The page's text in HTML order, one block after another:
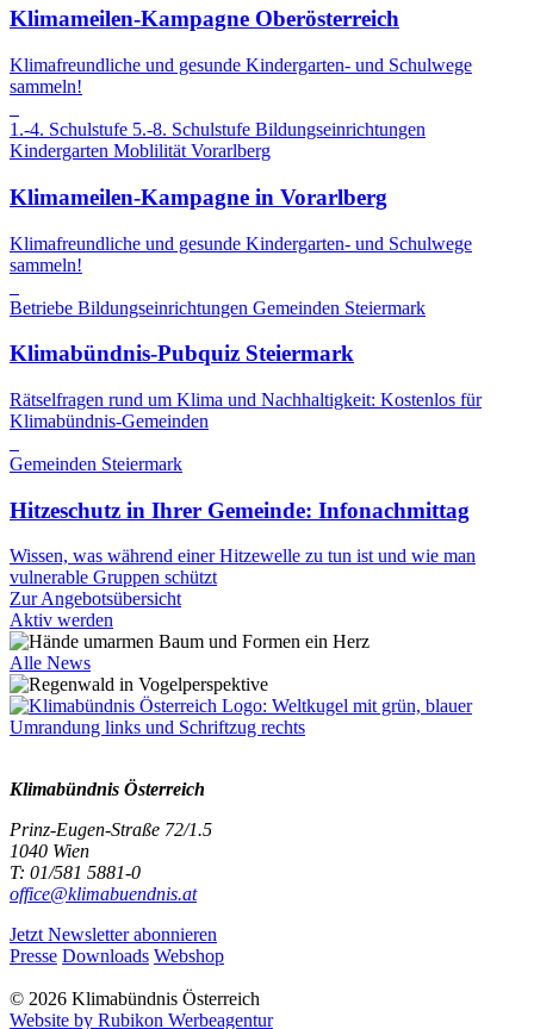
Klimameilen-Kampagne Oberösterreich
Klimafreundliche und gesunde Kindergarten- und Schulwege
sammeln!
1.-4. Schulstufe 5.-8. Schulstufe Bildungseinrichtungen
Kindergarten Moblilität Vorarlberg
Klimameilen-Kampagne in Vorarlberg
Klimafreundliche und gesunde Kindergarten- und Schulwege
sammeln!
Betriebe Bildungseinrichtungen Gemeinden Steiermark
Klimabündnis-Pubquiz Steiermark
Rätselfragen rund um Klima und Nachhaltigkeit: Kostenlos für
Klimabündnis-Gemeinden
Gemeinden Steiermark
Hitzeschutz in Ihrer Gemeinde: Infonachmittag
Wissen, was während einer Hitzewelle zu tun ist und wie man
vulnerable Gruppen schützt
Zur Angebotsübersicht
Aktiv werden
Alle News
Klimabündnis Österreich
Prinz-Eugen-Straße 72/1.5
1040 Wien
T: 01/581 5881-0
office@klimabuendnis.at
Jetzt Newsletter abonnieren
Presse Downloads Webshop
© 2026 Klimabündnis Österreich
Website by Rubikon Werbeagentur